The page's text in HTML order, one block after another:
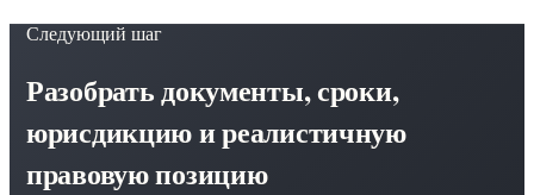
Следующий шаг
Разобрать документы, сроки,
юрисдикцию и реалистичную
правовую позицию